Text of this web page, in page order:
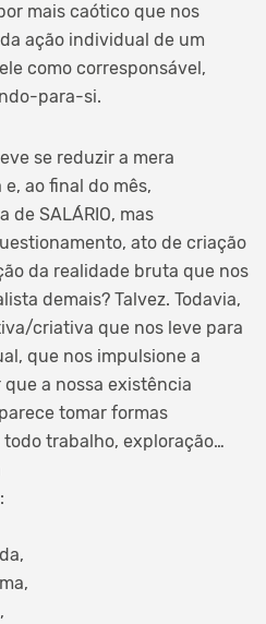
mais caótico que nos
ação individual de um
como corresponsável,
para-si.
se reduzir a mera
ao final do mês,
de SALÁRIO, mas
ato de criação
da realidade bruta que nos
demais? Talvez. Todavia,
criativa que nos leve para
que nos impulsione a
a nossa existência
tomar formas
trabalho, exploração…